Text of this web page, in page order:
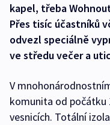
kapel, třeba
Přes tisíc účastníků
odvezl speciálně
ve středu večer a
V
komunita od počátku
vesnicích. Totální